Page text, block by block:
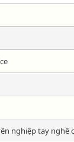
nghiệp tay nghề